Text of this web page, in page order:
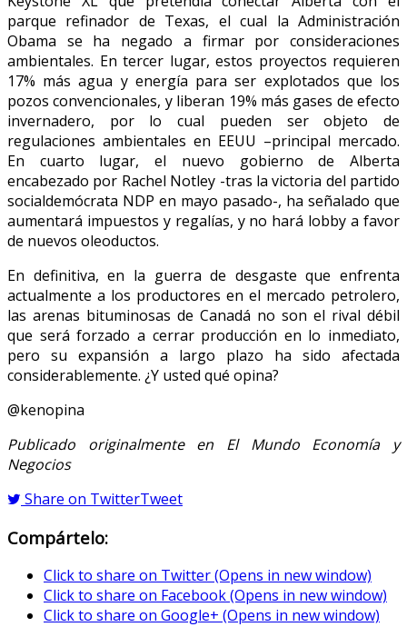
parque refinador de Texas, el cual la Administración
Obama se ha negado a firmar por consideraciones
ambientales. En tercer lugar, estos proyectos requieren
17% más agua y energía para ser explotados que los
pozos convencionales, y liberan 19% más gases de efecto
invernadero, por lo cual pueden ser objeto de
regulaciones ambientales en EEUU –principal mercado.
En cuarto lugar, el nuevo gobierno de Alberta
encabezado por Rachel Notley -tras la victoria del partido
socialdemócrata NDP en mayo pasado-, ha señalado que
aumentará impuestos y regalías, y no hará lobby a favor
de nuevos oleoductos.
En definitiva, en la guerra de desgaste que enfrenta
actualmente a los productores en el mercado petrolero,
las arenas bituminosas de Canadá no son el rival débil
que será forzado a cerrar producción en lo inmediato,
pero su expansión a largo plazo ha sido afectada
considerablemente. ¿Y usted qué opina?
@kenopina
Publicado originalmente en El Mundo Economía y
Negocios
Share on TwitterTweet
Compártelo:
Click to share on Twitter (Opens in new window)
Click to share on Facebook (Opens in new window)
Click to share on Google+ (Opens in new window)